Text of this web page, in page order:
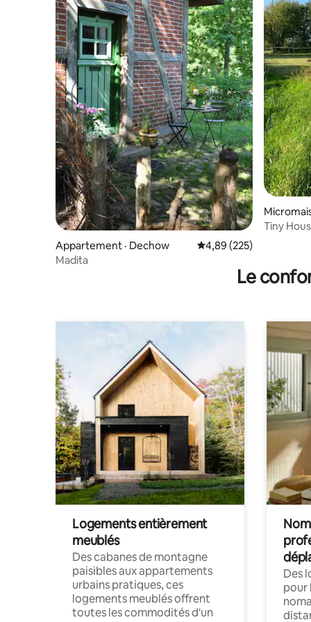
Appartement · Dechow Note moyenne de 4,89
4,89 (225)
Madita
Tiny
Le
Logements entièrement
meublés
Des cabanes de montagne
paisibles aux appartements
urbains pratiques, ces
logements meublés offrent
toutes les commodités d'un
Des
pour